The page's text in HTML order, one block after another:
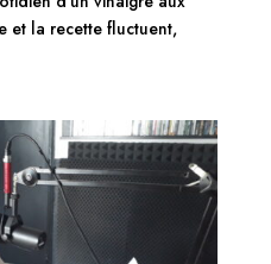
et la recette fluctuent,